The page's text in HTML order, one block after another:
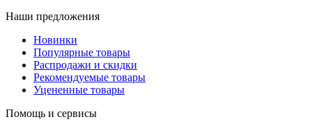
Наши предложения
Новинки
Популярные товары
Распродажи и скидки
Рекомендуемые товары
Уцененные товары
Помощь и сервисы